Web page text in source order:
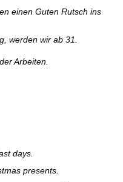
einen Guten Rutsch ins
werden wir ab 31.
Arbeiten.
days.
presents.